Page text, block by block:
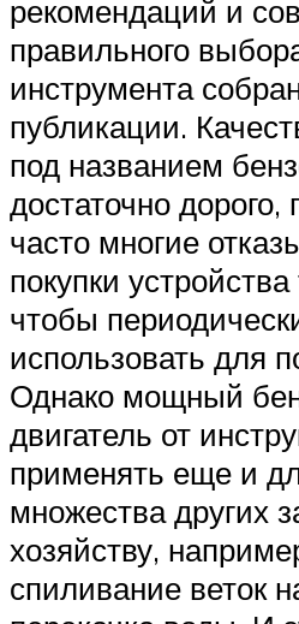
рекомендаций и
правильного
инструмента
публикации.
под названием
достаточно дорого,
часто многие
покупки
чтобы
использовать для
Однако мощный
двигатель от
применять еще и
множества других
хозяйству,
спиливание веток